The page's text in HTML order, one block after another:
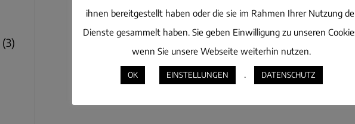
(3)
ihnen bereitgestellt haben oder die sie im Rahmen Ihrer Nutzung
Dienste gesammelt haben. Sie geben Einwilligung zu unseren
wenn Sie unsere Webseite weiterhin nutzen.
OK EINSTELLUNGEN . DATENSCHUTZ